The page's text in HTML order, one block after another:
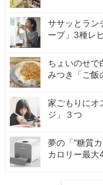
ササッとラン
ープ」3種レ
ちょいのせで
みつき「ご飯
家ごもりにオ
ジ」３つ
夢の「“糖質
カロリー最大